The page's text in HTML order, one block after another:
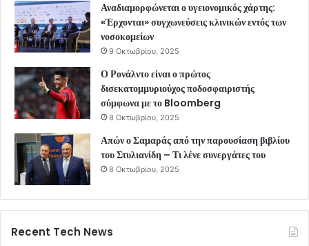
Αναδιαμορφώνεται ο υγειονομικός χάρτης:
«Έρχονται» συγχωνεύσεις κλινικών εντός των
νοσοκομείων
9 Οκτωβρίου, 2025
Ο Ρονάλντο είναι ο πρώτος
δισεκατομμυριούχος ποδοσφαιριστής
σύμφωνα με το Bloomberg
8 Οκτωβρίου, 2025
Απών ο Σαμαράς από την παρουσίαση βιβλίου
του Στυλιανίδη – Τι λένε συνεργάτες του
8 Οκτωβρίου, 2025
Recent Tech News